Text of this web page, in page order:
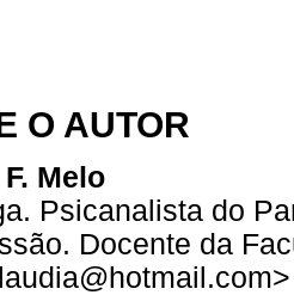
O AUTOR
Melo
Psicanalista do
Docente da